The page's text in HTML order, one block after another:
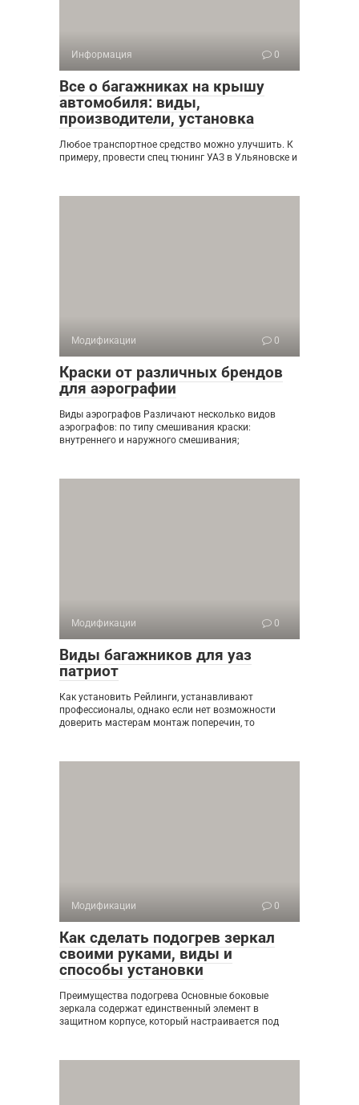
Информация 0
Все о багажниках на крышу
автомобиля: виды,
производители, установка
Любое транспортное средство можно улучшить. К
примеру, провести спец тюнинг УАЗ в Ульяновске и
Модификации 0
Краски от различных брендов
для аэрографии
Виды аэрографов Различают несколько видов
аэрографов: по типу смешивания краски:
внутреннего и наружного смешивания;
Модификации 0
Виды багажников для уаз
патриот
Как установить Рейлинги, устанавливают
профессионалы, однако если нет возможности
доверить мастерам монтаж поперечин, то
Модификации 0
Как сделать подогрев зеркал
своими руками, виды и
способы установки
Преимущества подогрева Основные боковые
зеркала содержат единственный элемент в
защитном корпусе, который настраивается под